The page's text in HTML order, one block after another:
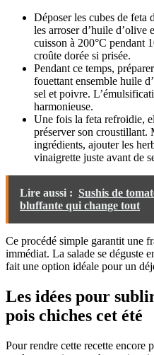
Déposer les cubes de feta
les arroser d’huile d’olive
cuisson à 200°C pendant
croûte dorée si prisée.
Pendant ce temps,
fouettant ensemble huile
sel et poivre.
harmonieuse.
Une fois la feta refroidie,
préserver son croustillant.
ingrédients, ajouter les
vinaigrette juste avant de
Lire aussi : Sushis de
bluffante qui change tout
Ce procédé simple garantit une
immédiat. La salade se déguste
fait une option idéale pour un
Les idées pour
pois chiches cet été
Pour rendre cette recette encore